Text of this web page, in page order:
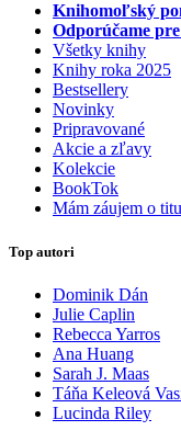
Knihomoľský
Odporúčame
Všetky knihy
Knihy roka 2025
Bestsellery
Novinky
Pripravované
Akcie a zľavy
Kolekcie
BookTok
Mám záujem o
Top autori
Dominik Dán
Julie Caplin
Rebecca Yarros
Ana Huang
Sarah J. Maas
Táňa Keleová
Lucinda Riley